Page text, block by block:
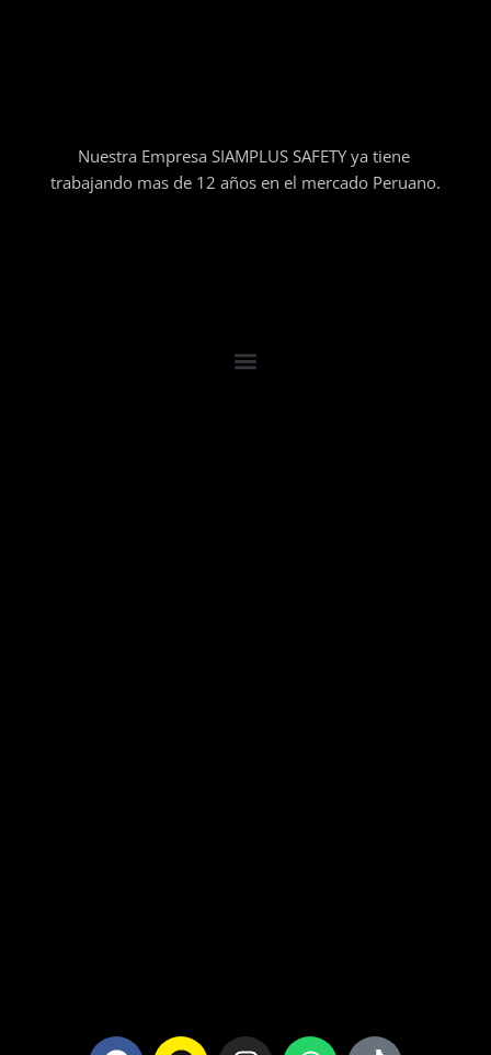
Nuestra Empresa SIAMPLUS SAFETY ya tiene
trabajando mas de 12 años en el mercado Peruano.